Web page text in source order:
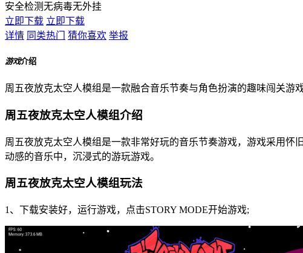
安全检测无病毒无外挂
立即下载 立即下载
详情 同类热门 猜你喜欢 举报
游戏介绍
周五夜放克太空人模组是一款融合音乐节奏与角色扮演的趣味闯关游
周五夜放克太空人模组介绍
周五夜放克太空人模组是一款非常好玩的音乐节奏游戏，游戏采用
动感的音乐中，沉浸式的游玩游戏。
周五夜放克太空人模组玩法
1、下载安装好，运行游戏，点击STORY MODE开始游戏;